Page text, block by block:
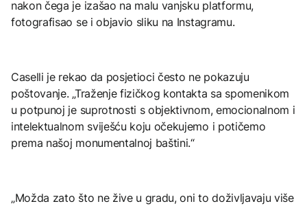
nakon čega je izašao na malu vanjsku platformu,
fotografisao se i objavio sliku na Instagramu.
Caselli je rekao da posjetioci često ne pokazuju
poštovanje. „Traženje fizičkog kontakta sa spomenikom
u potpunoj je suprotnosti s objektivnom, emocionalnom i
intelektualnom sviješću koju očekujemo i potičemo
prema našoj monumentalnoj baštini.“
„Možda zato što ne žive u gradu, oni to doživljavaju više